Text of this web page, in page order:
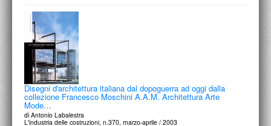
Disegni d'architettura italiana dal dopoguerra ad oggi dalla
collezione Francesco Moschini A.A.M. Architettura Arte
Mode…
di Antonio Labalestra
L'industria delle costruzioni, n.370, marzo-aprile / 2003